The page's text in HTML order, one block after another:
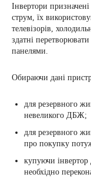
Інвертори
струм, їх
телевізорів,
здатні
панелями.
Обираючи дані
для резервного
невеликого ДБЖ;
для резервного
про покупку
купуючи інвертор
необхідно